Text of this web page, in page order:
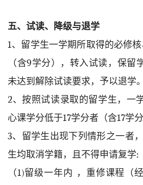
五、试读、降级与退学
1、留学生一学期所取得的必修
（含9学分），转入试读，保留
未达到解除试读要求，予以退学。
2、按照试读录取的留学生，一
心课学分低于17学分者（含17学
3、留学生出现下列情形之一者
生均取消学籍，且不得申请复学:
（1)留级一年内 ，重修课程（